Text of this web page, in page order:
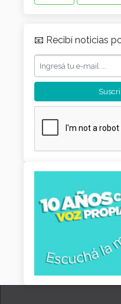
📧 Recibí noticias